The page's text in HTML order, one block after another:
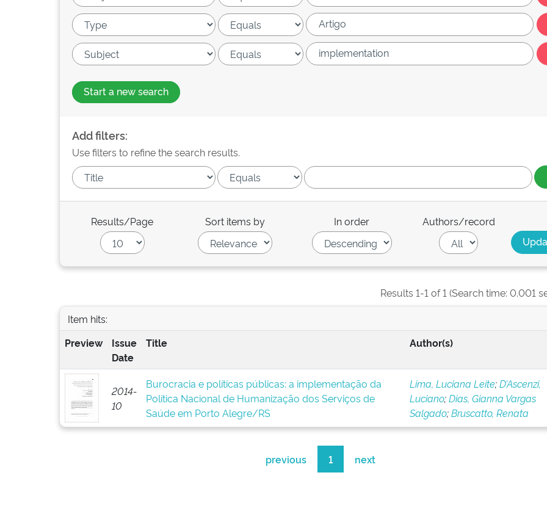
Start a new search
Add filters:
Use filters to refine the search results.
Results/Page Sort items by In order Authors/record
Results 1-1 of 1 (Search time: 0.001
Item hits:
Preview
Issue
Date
Title Author(s)
2014-
10
Burocracia e políticas públicas: a implementação da
Política Nacional de Humanização dos Serviços de
Saúde em Porto Alegre/RS
Lima, Luciana Leite;D’Ascenzi,
Luciano;Dias, Gianna Vargas
Salgado;Bruscatto, Renata
previous 1 next